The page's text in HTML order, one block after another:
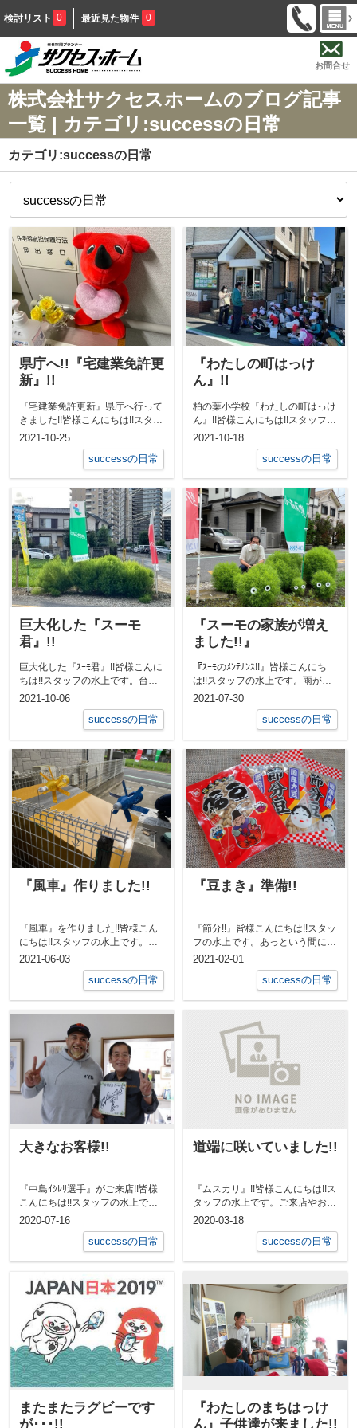
検討リスト 0 最近見た物件 0
お問合せ
株式会社サクセスホームのブログ記事
一覧 | カテゴリ:successの日常
カテゴリ:successの日常
県庁へ!!『宅建業免許更
新』!!
『宅建業免許更新』県庁へ行って
きました!!皆様こんにちは!!スタッ
フの水上です。今年の8月から受
2021-10-25
successの日常
『わたしの町はっけ
ん』!!
柏の葉小学校『わたしの町はっけ
ん』!!皆様こんにちは!!スタッフの
水上です。今日は、柏の葉小学校
2021-10-18
successの日常
巨大化した『スーモ
君』!!
巨大化した『ｽｰﾓ君』!!皆様こんに
ちは!!スタッフの水上です。台風
が近づいておりましたが、皆さん
2021-10-06
successの日常
『スーモの家族が増え
ました!!』
『ｽｰﾓのﾒﾝﾃﾅﾝｽ!!』皆様こんにち
は!!スタッフの水上です。雨が降
り、スーモもどんどん大きくな...
2021-07-30
successの日常
『風車』作りました!!
『風車』を作りました!!皆様こん
にちは!!スタッフの水上です。先
日社長がゴミ捨て場脇の花壇に風
2021-06-03
successの日常
『豆まき』準備!!
『節分!!』皆様こんにちは!!スタッ
フの水上です。あっという間に2
月になってしまいました･･･。ま
2021-02-01
successの日常
大きなお客様!!
『中島ｲｼﾚﾘ選手』がご来店!!皆様
こんにちは!!スタッフの水上で
す。今日は会社に特別なお客様が
2020-07-16
successの日常
道端に咲いていました!!
『ムスカリ』!!皆様こんにちは!!ス
タッフの水上です。ご来店やお問
い合わせもありましたが、暖かく
2020-03-18
successの日常
またまたラグビーです
が･･･!!
『わたしのまちはっけ
ん』子供達が来ました!!